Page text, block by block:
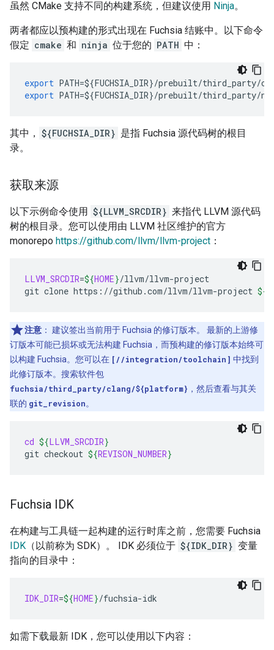
虽然 CMake 支持不同的构建系统，但建议使用 Ninja。
两者都应以预构建的形式出现在 Fuchsia 结账中。以下命令
假定 cmake 和 ninja 位于您的 PATH 中：
export PATH=${FUCHSIA_DIR}/prebuilt/third_party/
export PATH=${FUCHSIA_DIR}/prebuilt/third_party/
其中， ${FUCHSIA_DIR} 是指 Fuchsia 源代码树的根目
录。
获取来源
以下示例命令使用 ${LLVM_SRCDIR} 来指代 LLVM 源代码
树的根目录。您可以使用由 LLVM 社区维护的官方
monorepo https://github.com/llvm/llvm-project ：
LLVM_SRCDIR=${HOME}/llvm/llvm-project
git clone https://github.com/llvm/llvm-project ${
注意 ： 建议签出当前用于 Fuchsia 的修订版本。 最新的上游修
订版本可能已损坏或无法构建 Fuchsia，而预构建的修订版本始终可
以构建 Fuchsia。您可以在 [//integration/toolchain] 中找到
此修订版本。搜索软件包
fuchsia/third_party/clang/${platform} ，然后查看与其关
联的 git_revision。
cd ${LLVM_SRCDIR}
git checkout ${REVISON_NUMBER}
Fuchsia IDK
在构建与工具链一起构建的运行时库之前，您需要 Fuchsia
IDK （以前称为 SDK）。 IDK 必须位于 ${IDK_DIR} 变量
指向的目录中：
IDK_DIR=${HOME}
如需下载最新 IDK，您可以使用以下内容：